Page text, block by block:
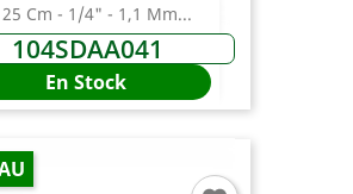
Cm - 1/4" - 1,1 Mm...
104SDAA041
En Stock